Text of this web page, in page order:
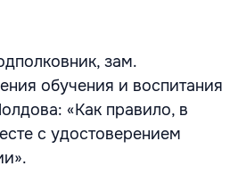
зам.
обучения и воспитания
«Как правило, в
с удостоверением